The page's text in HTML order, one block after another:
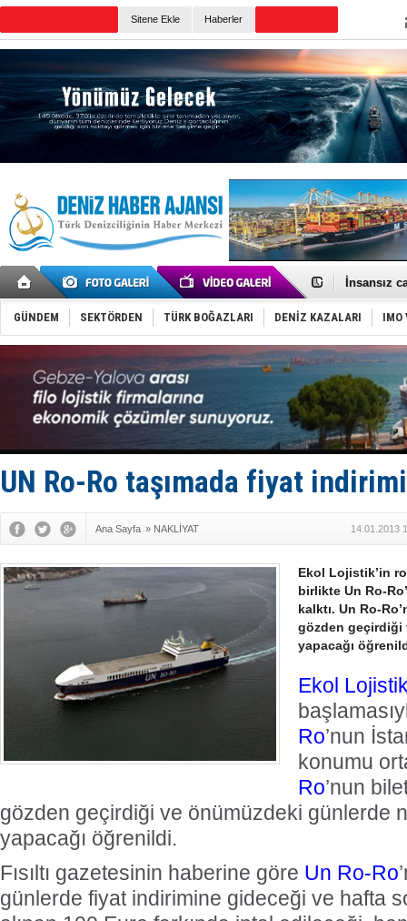
Sitene Ekle Haberler
İnsansız
Yüzyıl
Anadolu
Derince,
Tüpraş,
İTU AUV,
LNG
PROYAD,
Türkiye-
Türk
Deniz
Fairline,
GÜNDEM SEKTÖRDEN TÜRK BOĞAZLARI DENİZ KAZALARI IMO
UN Ro-Ro taşımada fiyat
Ana Sayfa » NAKLİYAT 14.01.2013
Ekol Lojistik’in
birlikte Un Ro-
kalktı. Un Ro-
gözden geçirdiği
yapacağı
Ekol
Ro’nun
konumu
Ro’nun
gözden geçirdiği ve önümüzdeki günlerde
yapacağı öğrenildi.
Fısıltı gazetesinin haberine göre Un Ro-Ro
günlerde fiyat indirimine gideceği ve hafta